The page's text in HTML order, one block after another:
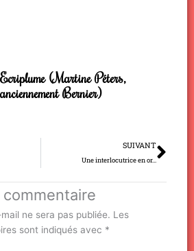
Ecriplume (Martine Péters,
anciennement Bernier)
SUIVANT
Une interlocutrice en or…
commentaire
ne sera pas publiée. Les
sont indiqués avec *